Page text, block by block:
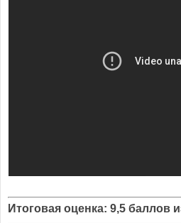
Итоговая оценка: 9,5 баллов